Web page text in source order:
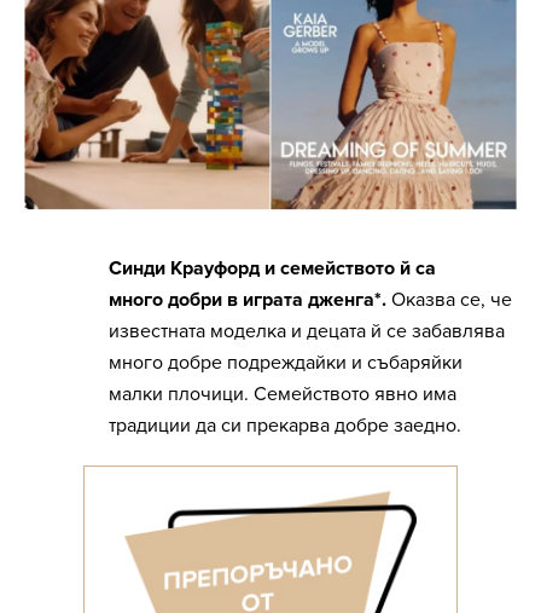
Синди Крауфорд и семейството й са
много добри в играта дженга*. Оказва се, че
известната моделка и децата й се забавлява
много добре подреждайки и събаряйки
малки плочици. Семейството явно има
традиции да си прекарва добре заедно.